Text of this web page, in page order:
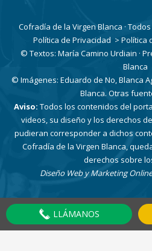
Cofradía de la Virgen Blanca ·
Política de Privacidad > Política
© Textos: María Camino Urdiain ·
Blanca
© Imágenes: Eduardo de No, Blanca
Blanca. Otras
Aviso: Todos los contenidos del
videos, su diseño y los derechos
pudieran corresponder a dichos
Cofradía de la Virgen Blanca,
derechos sobre
Diseño Web y Marketing
LLÁMANOS